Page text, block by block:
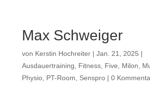
Max Schweiger
von Kerstin Hochreiter| Jan. 21, 2025 |
Ausdauertraining
Fitness, Five Milon
Physio, PT-Room Senspro| 0